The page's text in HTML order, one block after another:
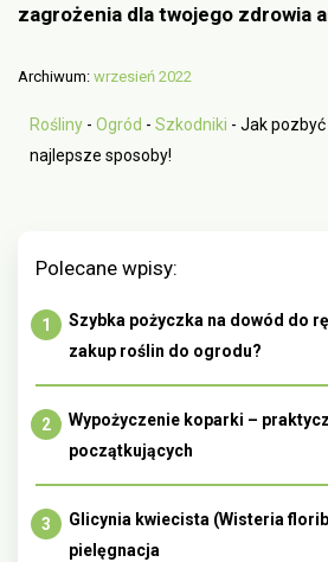
zagrożenia dla twojego zdrowia
Archiwum: wrzesień 2022
Rośliny - Ogród - Szkodniki - Jak pozbyć
najlepsze sposoby!
Polecane wpisy:
Szybka pożyczka na dowód do
zakup roślin do ogrodu?
Wypożyczenie koparki –
początkujących
Glicynia kwiecista (Wisteria
pielęgnacja